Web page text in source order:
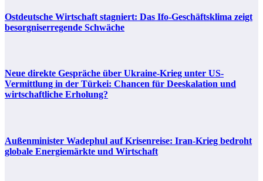
Ostdeutsche Wirtschaft stagniert: Das Ifo-Geschäftsklima zeigt
besorgniserregende Schwäche
Neue direkte Gespräche über Ukraine-Krieg unter US-
Vermittlung in der Türkei: Chancen für Deeskalation und
wirtschaftliche Erholung?
Außenminister Wadephul auf Krisenreise: Iran-Krieg bedroht
globale Energiemärkte und Wirtschaft